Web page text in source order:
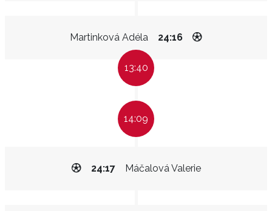
Martinková Adéla 24:16
13:40
14:09
Máčalová Valerie
24:17